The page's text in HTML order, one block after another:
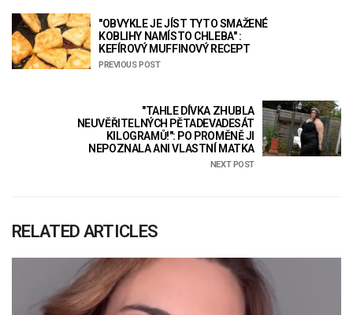
"OBVYKLE JE JÍST TYTO SMAŽENÉ
KOBLIHY NAMÍSTO CHLEBA" :
KEFÍROVÝ MUFFINOVÝ RECEPT
PREVIOUS POST
"TAHLE DÍVKA ZHUBLA
NEUVĚŘITELNÝCH PĚTADEVADESÁT
KILOGRAMŮ!": PO PROMĚNĚ JI
NEPOZNALA ANI VLASTNÍ MATKA
NEXT POST
RELATED ARTICLES